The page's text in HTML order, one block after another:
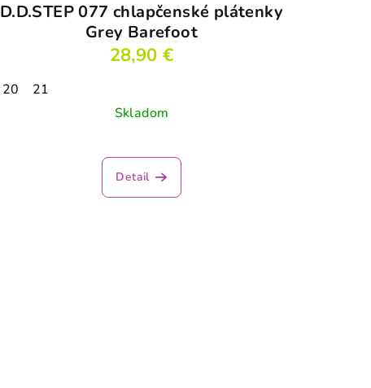
D.D.STEP 077 chlapčenské plátenky
Grey Barefoot
28,90 €
20
21
Skladom
Detail